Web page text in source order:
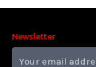
Newsletter